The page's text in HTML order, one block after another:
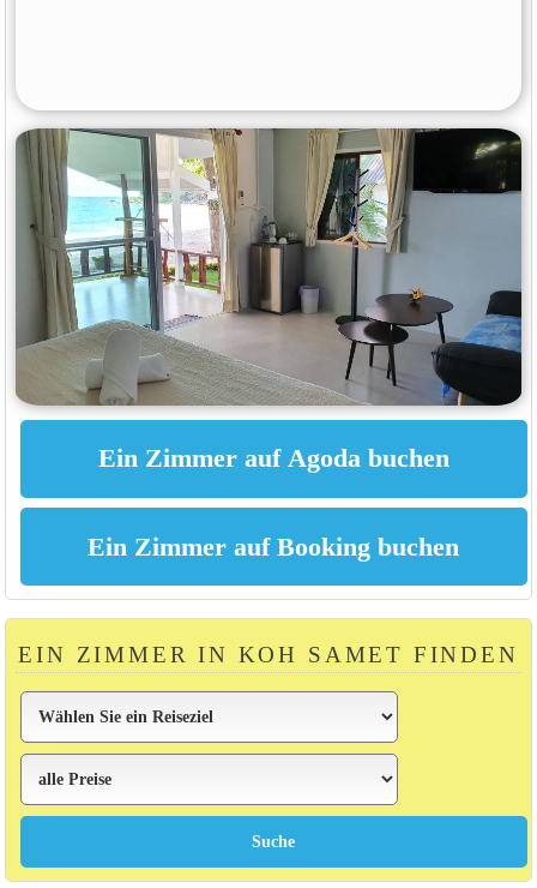
EIN ZIMMER IN KOH SAMET FINDEN